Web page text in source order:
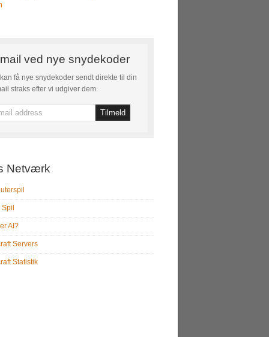
ved nye snydekoder
få nye snydekoder sendt direkte til din
straks efter vi udgiver dem.
Netværk
AI?
Servers
Statistik